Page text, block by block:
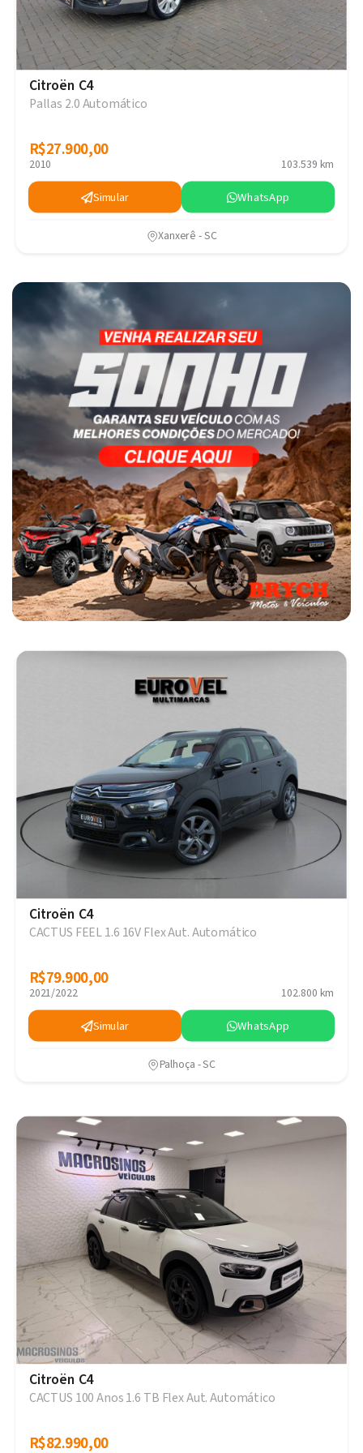
Citroën C4
Pallas 2.0 Automático
R$27.900,00
R$27.900,00
2010 103.539 km
Simular WhatsApp
Xanxerê - SC
Citroën C4
CACTUS FEEL 1.6 16V Flex Aut. Automático
R$79.900,00
R$79.900,00
2021/2022 102.800 km
Simular WhatsApp
Palhoça - SC
Citroën C4
CACTUS 100 Anos 1.6 TB Flex Aut. Automático
R$82.990,00
R$82.990,00